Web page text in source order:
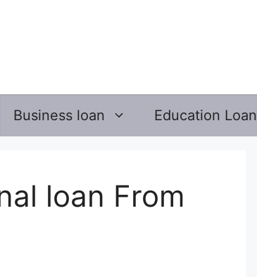
Business loan Education Loan
loan From